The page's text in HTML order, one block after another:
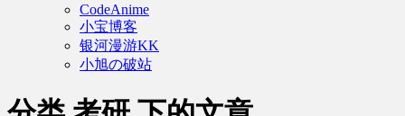
CodeAnime
小宝博客
银河漫游KK
小旭の破站